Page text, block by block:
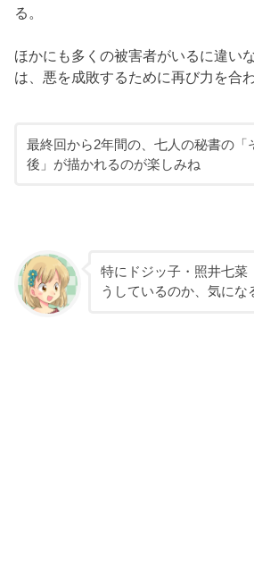
る。
ほかにも多くの被害者がいるに違い
は、悪を成敗するために再び力を合
最終回から2年間の、七人の秘書の「
後」が描かれるのが楽しみね
特にドジッ子・照井七菜
うしているのか、気にな